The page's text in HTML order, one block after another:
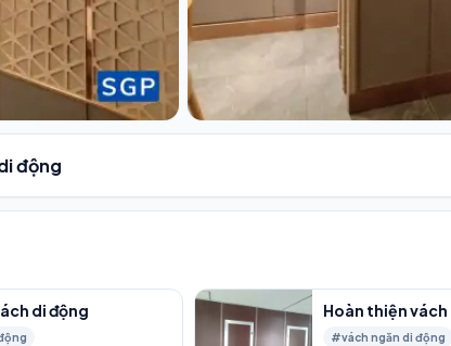
động
di động Hoàn thiện vách
#vách ngăn di động